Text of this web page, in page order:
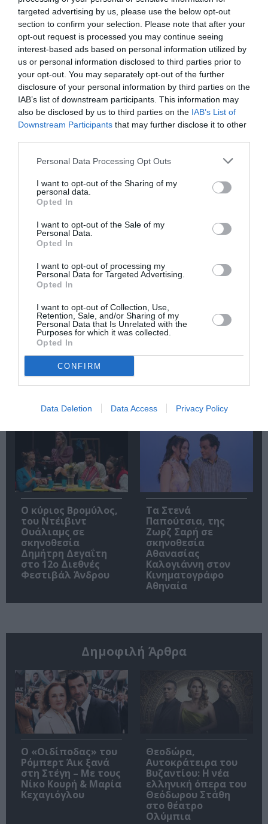
targeted advertising by us, please use the below opt-out
section to confirm your selection. Please note that after your
opt-out request is processed you may continue seeing
interest-based ads based on personal information utilized by
us or personal information disclosed to third parties prior to
your opt-out. You may separately opt-out of the further
disclosure of your personal information by third parties on the
IAB’s list of downstream participants. This information may
also be disclosed by us to third parties on the IAB’s List of
Downstream Participants that may further disclose it to other
Personal Data Processing Opt Outs
I want to opt-out of the Sharing of my
personal data.
Opted In
I want to opt-out of the Sale of my
Personal Data.
Opted In
I want to opt-out of processing my
Personal Data for Targeted Advertising.
Opted In
I want to opt-out of Collection, Use,
Retention, Sale, and/or Sharing of my
Personal Data that Is Unrelated with the
Purposes for which it was collected.
Opted In
CONFIRM
Data Deletion Data Access Privacy Policy
Tags
ΕΚΔΟΣΕΙΣ ΜΙΝΩΑΣ
Newsletter
Κάθε βδομάδα στο e-mail σας τα τελευταία νέα για
την Τέχνη και τον Πολιτισμό!
Ακολουθήστε το Culturenow.gr
Πολυάννα Το
παιχνίδι της χαράς,
της Κάρμεν
Ρουγγέρη στο 55ο
2026
ΚΠΙΣΝ: Park your
O κύριος Βρομύλος,
του Ντέιβιντ
Ουάλιαμς σε
σκηνοθεσία
Δημήτρη Δεγαΐτη
στο 12ο Διεθνές
Φεστιβάλ Άνδρου
Τα Στενά
Παπούτσια, της
Ζωρζ Σαρή σε
σκηνοθεσία
Αθανασίας
Καλογιάννη στον
Κινηματογράφο
Αθηναία
Δημοφιλή Άρθρα
O «Οιδίποδας» του
Ρόμπερτ Άικ ξανά
στη Στέγη – Με τους
Νίκο Κουρή & Μαρία
Κεχαγιόγλου
Θεοδώρα,
Αυτοκράτειρα του
Βυζαντίου: Η νέα
ελληνική όπερα του
Θεόδωρου Στάθη
στο θέατρο
Ολύμπια